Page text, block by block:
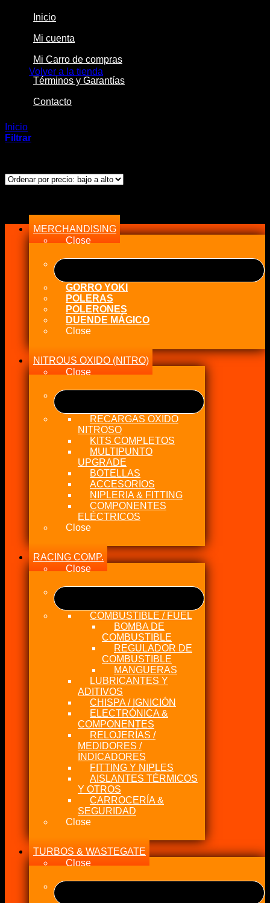
Volver a la tienda
Inicio
Mi cuenta
Mi Carro de compras
Términos y Garantías
Contacto
Inicio
Filtrar
MERCHANDISING
Close
GORRO YOKI
POLERAS
POLERONES
DUENDE MÁGICO
Close
NITROUS OXIDO (NITRO)
Close
RECARGAS OXIDO
NITROSO
KITS COMPLETOS
MULTIPUNTO
UPGRADE
BOTELLAS
ACCESORIOS
NIPLERIA & FITTING
COMPONENTES
ELÉCTRICOS
Close
RACING COMP.
Close
COMBUSTIBLE / FUEL
BOMBA DE
COMBUSTIBLE
REGULADOR DE
COMBUSTIBLE
MANGUERAS
LUBRICANTES Y
ADITIVOS
CHISPA / IGNICIÓN
ELECTRÓNICA &
COMPONENTES
RELOJERÍAS /
MEDIDORES /
INDICADORES
FITTING Y NIPLES
AISLANTES TÉRMICOS
Y OTROS
CARROCERÍA &
SEGURIDAD
Close
TURBOS & WASTEGATE
Close